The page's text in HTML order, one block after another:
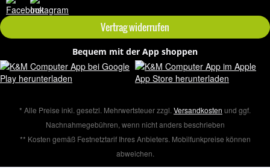
Vertrag widerrufen
Bequem mit der App shoppen
* Alle Preise inkl. gesetzl. Mehrwertsteuer zzgl. Versandkosten und ggf.
Nachnahmegebühren, wenn nicht anders beschrieben
** Kosten gemäß Festnetztarif Ihres Anbieters. Mobilfunkpreise können
abweichen.